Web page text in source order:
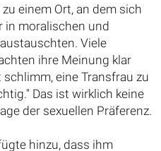
einem Ort, an dem sich
in moralischen und
Viele
ihre Meinung klar
eine Transfrau zu
Das ist wirklich keine
der sexuellen Präferenz.
hinzu, dass ihm